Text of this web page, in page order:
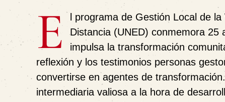
E
l programa de Gestión Local de
Distancia (UNED) conmemora 25
impulsa la transformación
reflexión y los testimonios personas
convertirse en agentes de
intermediaria valiosa a la hora de